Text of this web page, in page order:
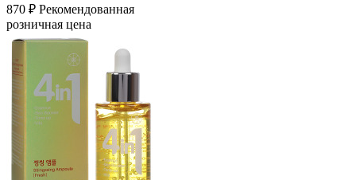
870 ₽ Рекомендованная
розничная цена